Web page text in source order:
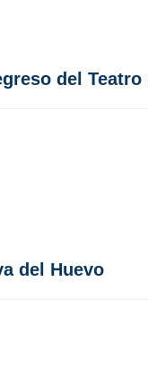
del Teatro
del Huevo